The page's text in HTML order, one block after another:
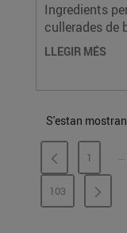
Ingredients
cullerades de
LLEGIR MÉS
S'estan
PÀGINA
1 ...
PÀGINA
103